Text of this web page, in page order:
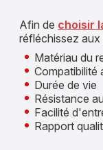
Afin de choisir
réfléchissez
Matériau du
Compatibilité
Durée de vie
Résistance
Facilité
Rapport